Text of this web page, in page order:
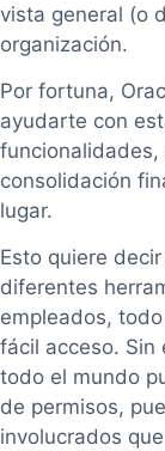
vista general (o
organización.
Por fortuna,
ayudarte con
funcionalidades,
consolidación
lugar.
Esto quiere
diferentes
empleados,
fácil acceso. Sin
todo el mundo
de permisos,
involucrados